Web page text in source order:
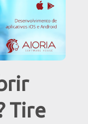
Tire